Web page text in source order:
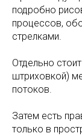
подробно
процессов,
стрелками.
Отдельно
штриховкой)
потоков.
Затем есть
только в